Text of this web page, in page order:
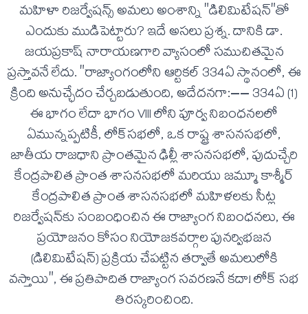
మహిళా రిజర్వేషన్స్ అమలు అంశాన్ని "డిలిమిటేషన్"తో
ఎందుకు ముడిపెట్టారు? ఇదే అసలు ప్రశ్న. దానికి డా.
జయప్రకాష్ నారాయణగారి వ్యాసంలో సముచితమైన
ప్రస్తావనే లేదు. "రాజ్యాంగంలోని ఆర్టికల్ 334ఏ స్థానంలో, ఈ
క్రింది అనుచ్ఛేదం చేర్చబడుతుంది, అదేదనగా:–– 334ఏ (1)
ఈ భాగం లేదా భాగం VIII లోని పూర్వ నిబంధనలలో
ఏమున్నప్పటికీ, లోక్‌సభలో, ఒక రాష్ట్ర శాసనసభలో,
జాతీయ రాజధాని ప్రాంతమైన ఢిల్లీ శాసనసభలో, పుదుచ్చేరి
కేంద్రపాలిత ప్రాంత శాసనసభలో మరియు జమ్మూ కాశ్మీర్
కేంద్రపాలిత ప్రాంత శాసనసభలో మహిళలకు సీట్ల
రిజర్వేషన్‌కు సంబంధించిన ఈ రాజ్యాంగ నిబంధనలు, ఈ
ప్రయోజనం కోసం నియోజకవర్గాల పునర్విభజన
(డిలిమిటేషన్) ప్రక్రియ చేపట్టిన తర్వాతే అమలులోకి
వస్తాయి", ఈ ప్రతిపాదిత రాజ్యాంగ సవరణనే కదా! లోక్ సభ
తిరస్కరించింది.